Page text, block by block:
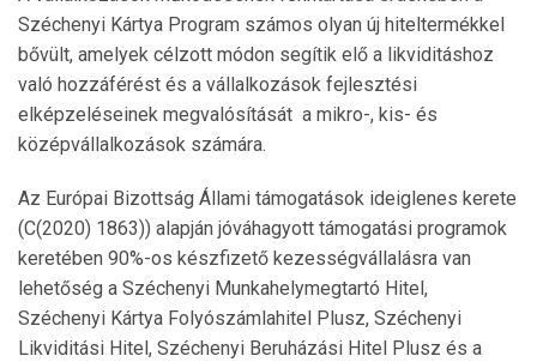
Széchenyi Kártya Program számos olyan új hiteltermékkel
bővült, amelyek célzott módon segítik elő a likviditáshoz
való hozzáférést és a vállalkozások fejlesztési
elképzeléseinek megvalósítását a mikro-, kis- és
középvállalkozások számára.
Az Európai Bizottság Állami támogatások ideiglenes kerete
(C(2020) 1863)) alapján jóváhagyott támogatási programok
keretében 90%-os készfizető kezességvállalásra van
lehetőség a Széchenyi Munkahelymegtartó Hitel,
Széchenyi Kártya Folyószámlahitel Plusz, Széchenyi
Likviditási Hitel, Széchenyi Beruházási Hitel Plusz és a